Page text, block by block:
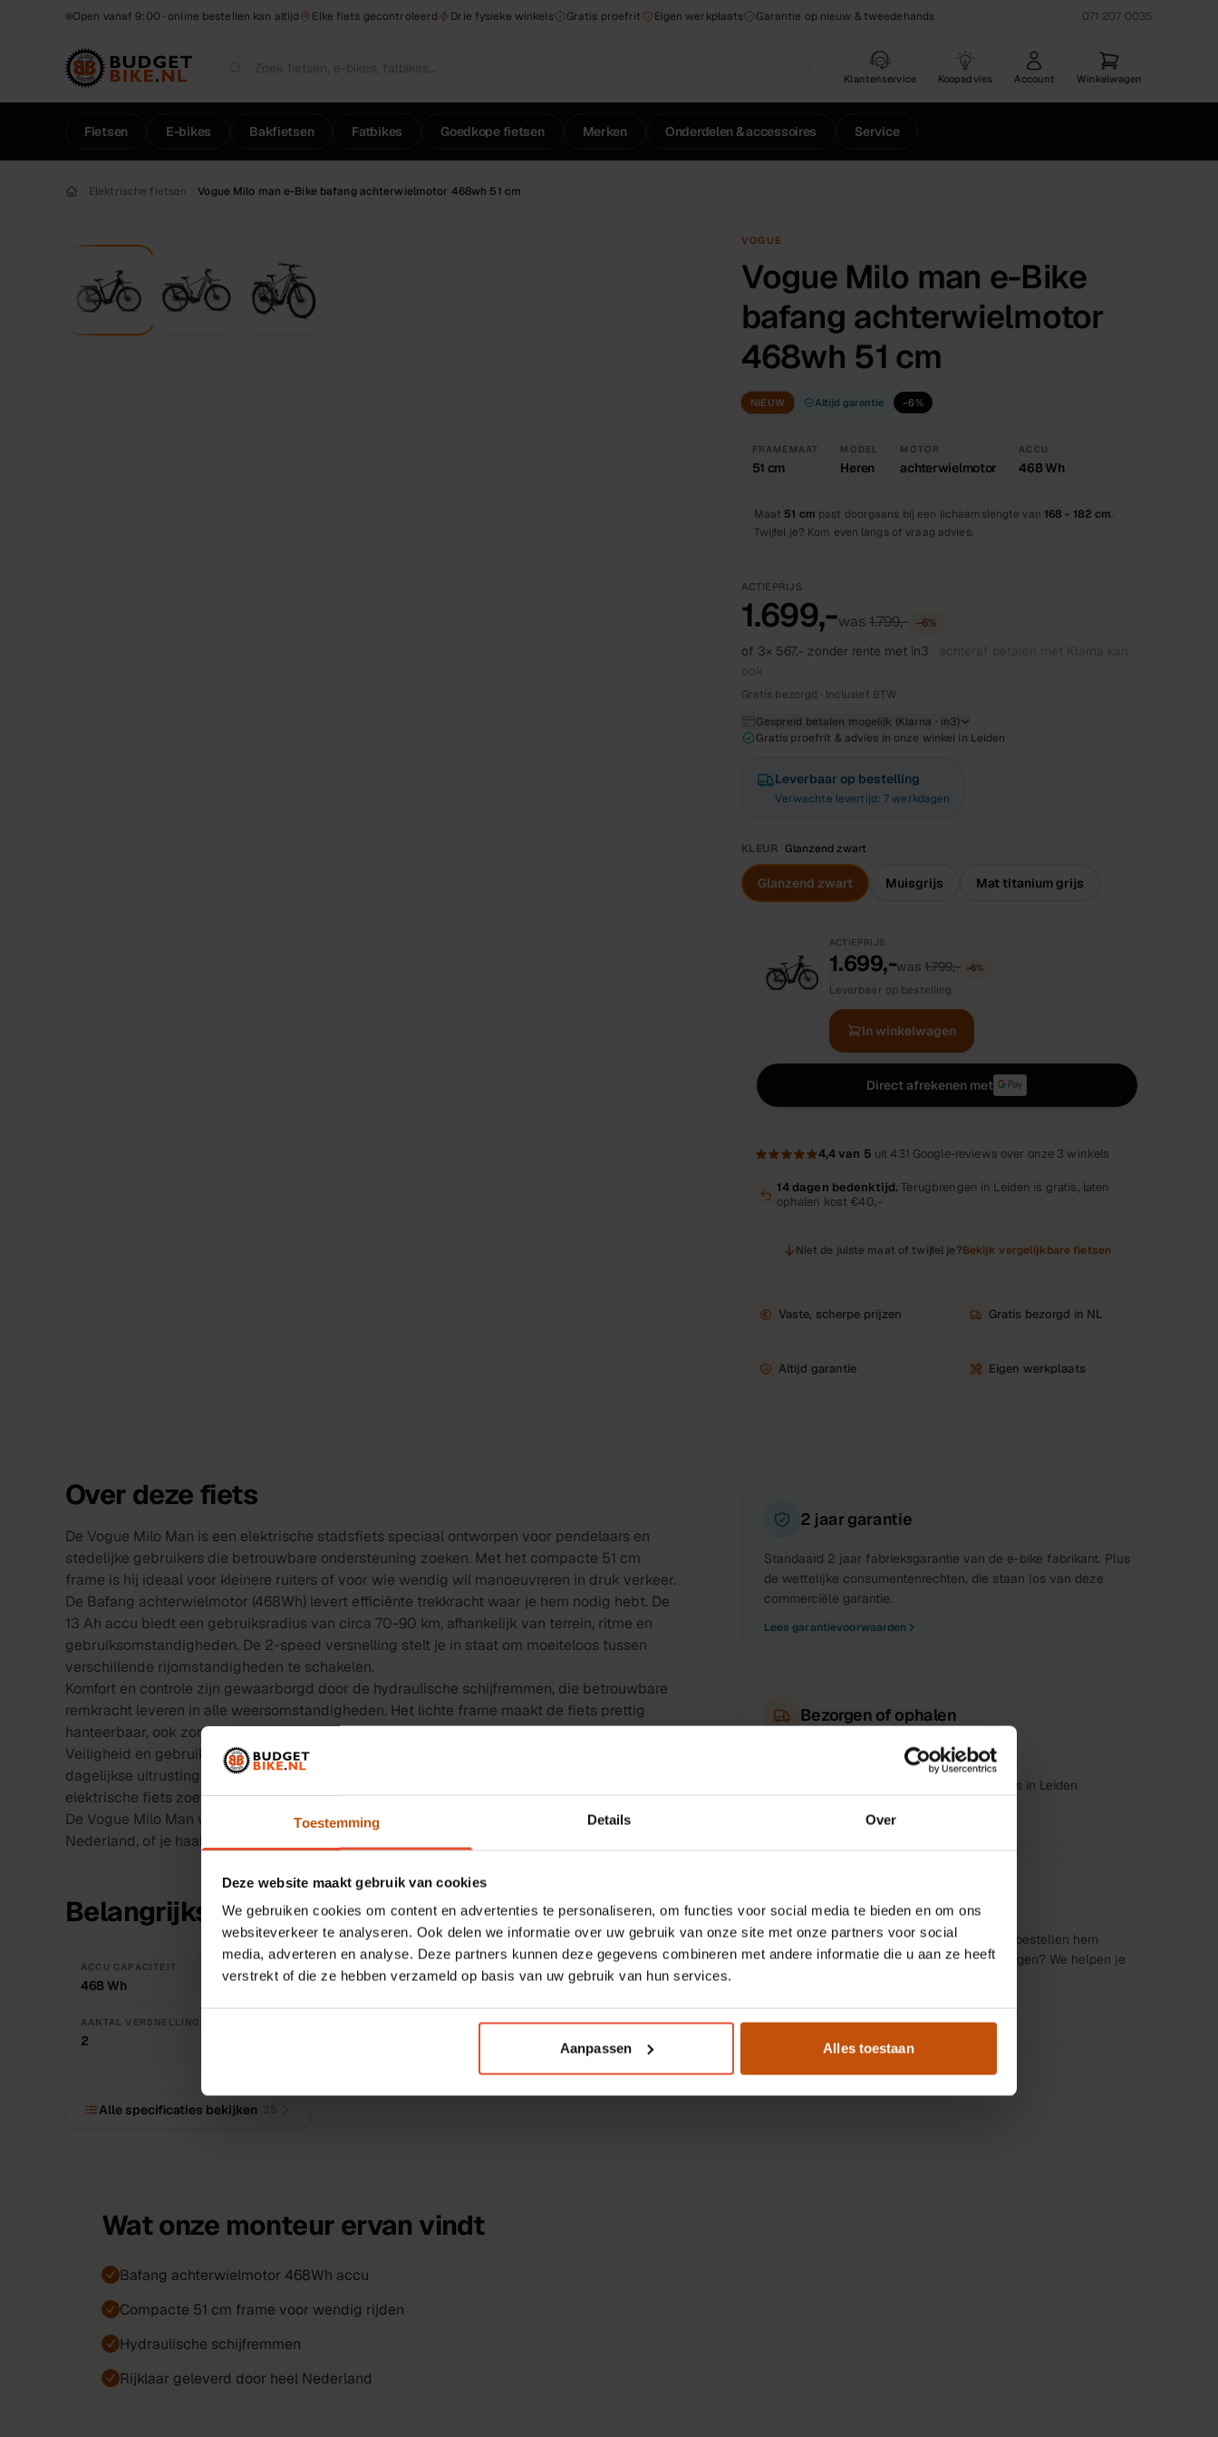
Toestemming Details Over
Deze website maakt gebruik van cookies
We gebruiken cookies om content en advertenties te personaliseren, om functies voor social media te bieden en om ons
websiteverkeer te analyseren. Ook delen we informatie over uw gebruik van onze site met onze partners voor social
media, adverteren en analyse. Deze partners kunnen deze gegevens combineren met andere informatie die u aan ze heeft
verstrekt of die ze hebben verzameld op basis van uw gebruik van hun services.
Aanpassen Alles toestaan
Naar hoofdinhoudOpen vanaf 9:00 · online bestellen kan altijd Elke fiets gecontroleerd Drie fysieke winkels Gratis proefrit Eigen werkplaats Garantie op nieuw & tweedehands 071 207 0035
Klantenservice Koopadvies Account Winkelwagen
Fietsen E-bikes Bakfietsen Fatbikes Goedkope fietsen Merken Onderdelen & accessoires Service
Elektrische fietsen Vogue Milo man e-Bike bafang achterwielmotor 468wh 51 cm
VOGUE
Vogue Milo man e-Bike
bafang achterwielmotor
468wh 51 cm
NIEUW Altijd garantie −6%
FRAMEMAAT
51 cm
MODEL
Heren
MOTOR
achterwielmotor
ACCU
468 Wh
Maat 51 cm past doorgaans bij een lichaamslengte van 168 - 182 cm.
Twijfel je? Kom even langs of vraag advies.
ACTIEPRIJS
1.699,-was 1.799,- −6%
of 3× 567,- zonder rente met in3 · achteraf betalen met Klarna kan
ook
Gratis bezorgd · Inclusief BTW
Gespreid betalen mogelijk (Klarna · in3)
Gratis proefrit & advies in onze winkel in Leiden
Leverbaar op bestelling
Verwachte levertijd: 7 werkdagen
KLEUR Glanzend zwart
Glanzend zwart Muisgrijs Mat titanium grijs
ACTIEPRIJS
1.699,-was1.799,- −6%
Leverbaar op bestelling
In winkelwagen
Direct afrekenen met
4,4van 5 uit431 Google-reviews over onze 3 winkels
14 dagen bedenktijd.Terugbrengen in Leiden is gratis, laten
ophalen kost €40,-
Niet de juiste maat of twijfel je?Bekijk vergelijkbare fietsen
Vaste, scherpe prijzen Gratis bezorgd in NL
Altijd garantie Eigen werkplaats
Over deze fiets
De Vogue Milo Man is een elektrische stadsfiets speciaal ontworpen voor pendelaars en
stedelijke gebruikers die betrouwbare ondersteuning zoeken. Met het compacte 51 cm
frame is hij ideaal voor kleinere ruiters of voor wie wendig wil manoeuvreren in druk verkeer.
De Bafang achterwielmotor (468Wh) levert efficiënte trekkracht waar je hem nodig hebt. De
13 Ah accu biedt een gebruiksradius van circa 70-90 km, afhankelijk van terrein, ritme en
gebruiksomstandigheden. De 2-speed versnelling stelt je in staat om moeiteloos tussen
verschillende rijomstandigheden te schakelen.
Komfort en controle zijn gewaarborgd door de hydraulische schijfremmen, die betrouwbare
remkracht leveren in alle weersomstandigheden. Het lichte frame maakt de fiets prettig
hanteerbaar, ook zonder motorondersteuning.
Veiligheid en gebruiksgemak staan voorop met volledige verlichting en praktische
dagelijkse uitrusting. De fiets is geschikt voor forensen die een betaalbare en wendige
elektrische fiets zoeken.
De Vogue Milo Man wordt rijklaar en volledig gecontroleerd naar je thuis geleverd in heel
Nederland, of je haalt hem af in onze werkplaats in Leiden. Inclusief garantie bij Budget Bike.
Belangrijkste specificaties
ACCU CAPACITEIT
468 Wh 70 - 90 km Achterwiel BAFANG H700 51 cm
AANTAL VERSNELLINGEN
2
TYPE RIT GARANTIE
2 jaar garantie
Alle specificaties bekijken
Wat onze monteur ervan vindt
Bafang achterwielmotor 468Wh accu
Compacte 51 cm frame voor wendig rijden
Hydraulische schijfremmen
Rijklaar geleverd door heel Nederland
2 jaar garantie
Standaard 2 jaar fabrieksgarantie van de e-bike fabrikant. Plus
de wettelijke consumentenrechten, die staan los van deze
commerciële garantie.
Lees garantievoorwaarden
Bezorgen of ophalen
Gratis ophalen bij één van onze 3 winkels in Leiden
Rijklaar afgeleverd, direct te gebruiken
Speciaal voor je besteld
Deze fiets staat niet in de winkel, maar we bestellen hem
speciaal voor je en maken hem rijklaar. Vragen? We helpen je
Neem contact op